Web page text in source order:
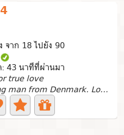
าก 18 ไปยัง 90
: 43 นาทีที่ผ่านมา
true love
Im a young man from Denmark. Looking for a good...